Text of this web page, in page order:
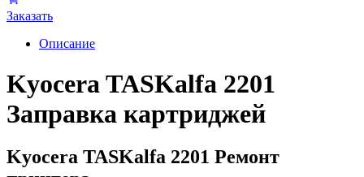
Заказать
Описание
Kyocera TASKalfa 2201
Заправка картриджей
Kyocera TASKalfa 2201 Ремонт